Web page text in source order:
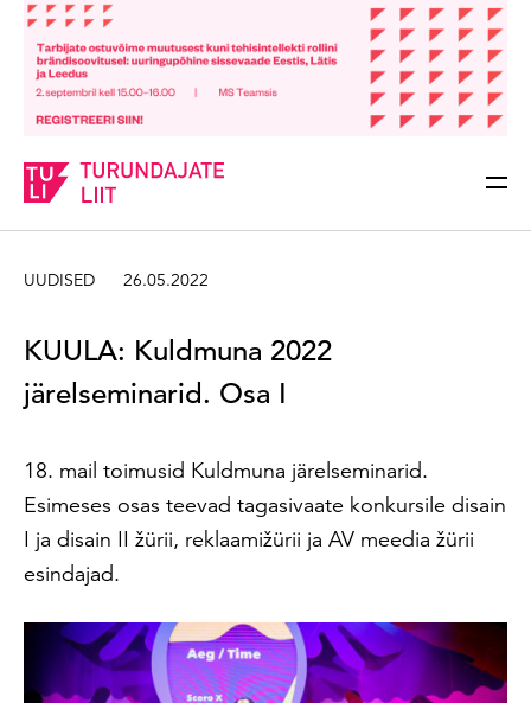
Sisesta märksõna
UUDISED 26.05.2022
KUULA: Kuldmuna 2022
järelseminarid. Osa I
18. mail toimusid Kuldmuna järelseminarid.
Esimeses osas teevad tagasivaate konkursile disain
I ja disain II žürii, reklaamižürii ja AV meedia žürii
esindajad.